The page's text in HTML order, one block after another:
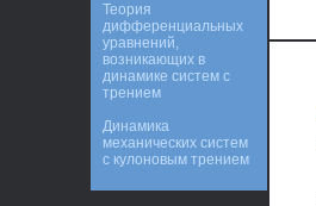
Теория
дифференциальных
уравнений,
возникающих в
динамике систем с
трением
Динамика
механических систем
с кулоновым трением